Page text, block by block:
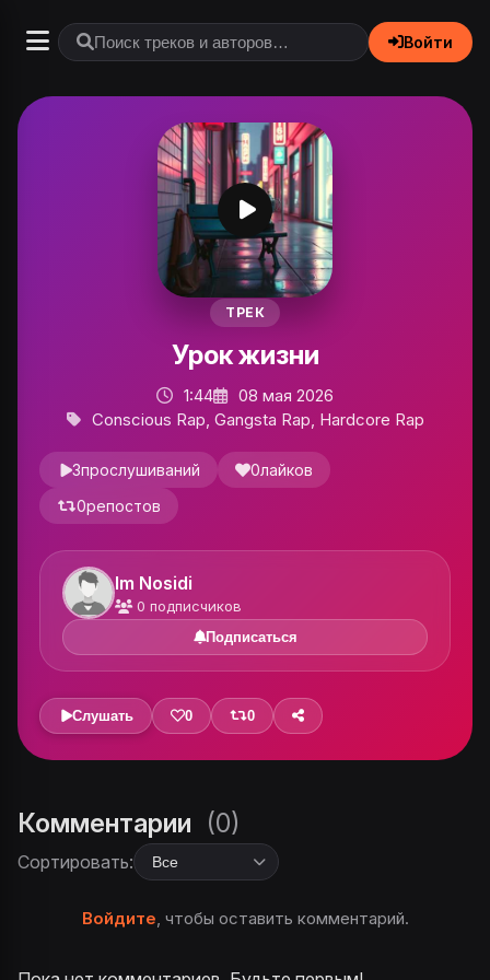
Войти
ТРЕК
Урок жизни
1:44
08 мая 2026
Conscious Rap, Gangsta Rap, Hardcore Rap
3прослушиваний 0лайков
0репостов
Im Nosidi
0 подписчиков
Подписаться
Слушать 0 0
Комментарии (0)
Сортировать:
Войдите, чтобы оставить комментарий.